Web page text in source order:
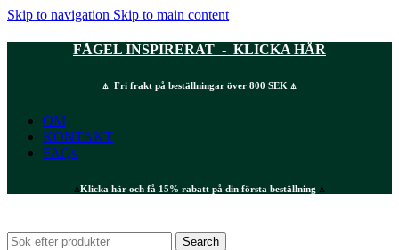
Skip to navigation Skip to main content
FÅGEL INSPIRERAT - KLICKA HÄR
⍋ Fri frakt på beställningar över 800 SEK ⍋
OM
KONTAKT
FAQs
⍋Klicka här och få 15% rabatt på din första beställning ⍋
Search